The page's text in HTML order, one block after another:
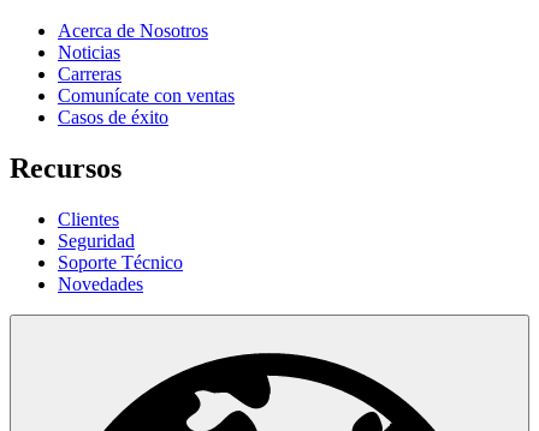
Acerca de Nosotros
Noticias
Carreras
Comunícate con ventas
Casos de éxito
Recursos
Clientes
Seguridad
Soporte Técnico
Novedades